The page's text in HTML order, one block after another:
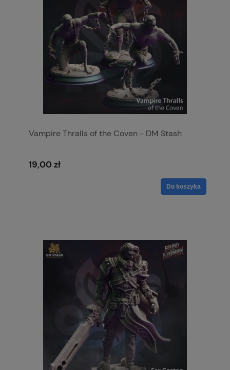
Vampire Thralls of the Coven - DM Stash
19,00 zł
Do koszyka